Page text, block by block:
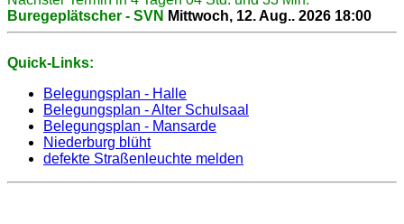
Buregeplätscher - SVN Mittwoch, 12. Aug.. 2026 18:00
Quick-Links:
Belegungsplan - Halle
Belegungsplan - Alter Schulsaal
Belegungsplan - Mansarde
Niederburg blüht
defekte Straßenleuchte melden